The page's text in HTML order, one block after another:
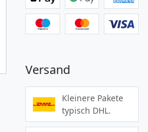
Versand
Kleinere Pakete
typisch DHL.